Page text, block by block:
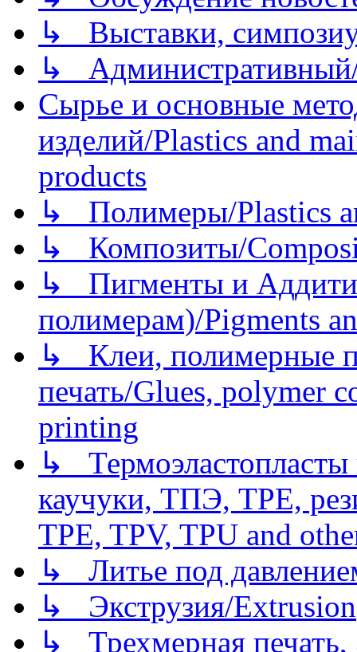
↳ Выставки,
↳
Сырье и основные
изделий/Plastics and
products
↳ Полимеры/Plastics
↳ Композиты/
↳ Пигменты и
полимерам)/Pigments
↳ Клеи, полимерные
печать/Glues, polymer
printing
↳
каучуки, ТПЭ, TPE,
TPE, TPV, TPU and
↳ Литье под
↳ Экструзия/Extrusion
↳ Трехмерная